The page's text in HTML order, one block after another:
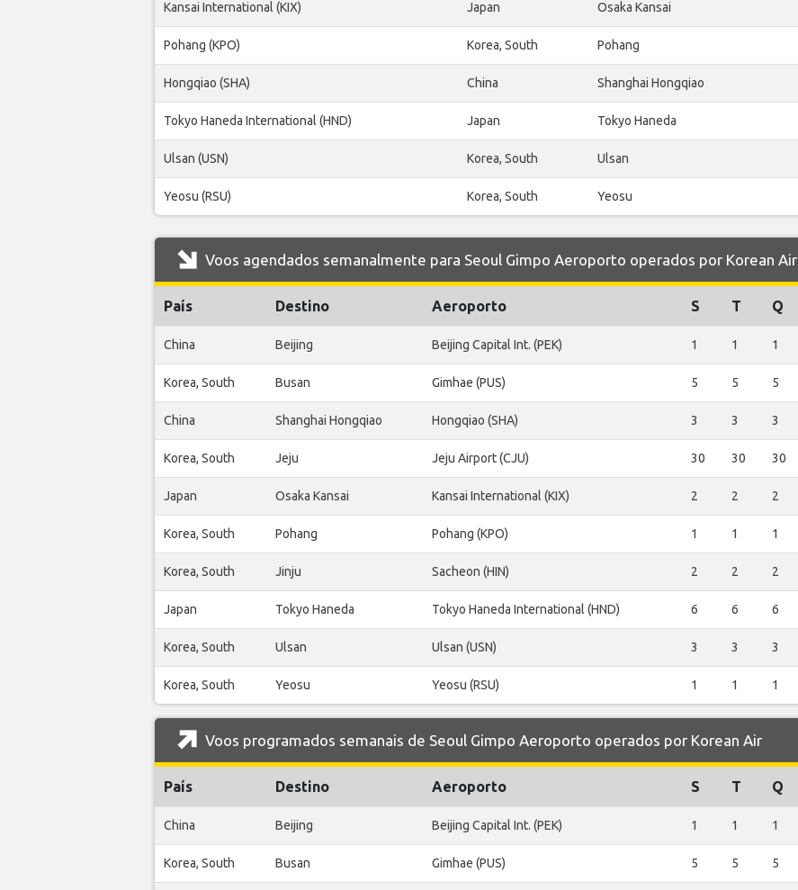
Kansai International (KIX) Japan Osaka Kansai
Pohang (KPO) Korea, South Pohang
Hongqiao (SHA) China Shanghai Hongqiao
Tokyo Haneda International (HND) Japan Tokyo Haneda
Ulsan (USN) Korea, South Ulsan
Yeosu (RSU) Korea, South Yeosu
Voos agendados semanalmente para Seoul Gimpo Aeroporto operados por Korean Air
País Destino Aeroporto S T Q
China Beijing Beijing Capital Int. (PEK) 1 1 1
Korea, South Busan Gimhae (PUS) 5 5 5
China Shanghai Hongqiao Hongqiao (SHA) 3 3 3
Korea, South Jeju Jeju Airport (CJU) 30 30 30
Japan Osaka Kansai Kansai International (KIX) 2 2 2
Korea, South Pohang Pohang (KPO) 1 1 1
Korea, South Jinju Sacheon (HIN) 2 2 2
Japan Tokyo Haneda Tokyo Haneda International (HND) 6 6 6
Korea, South Ulsan Ulsan (USN) 3 3 3
Korea, South Yeosu Yeosu (RSU) 1 1 1
Voos programados semanais de Seoul Gimpo Aeroporto operados por Korean Air
País Destino Aeroporto S T Q
China Beijing Beijing Capital Int. (PEK) 1 1 1
Korea, South Busan Gimhae (PUS) 5 5 5